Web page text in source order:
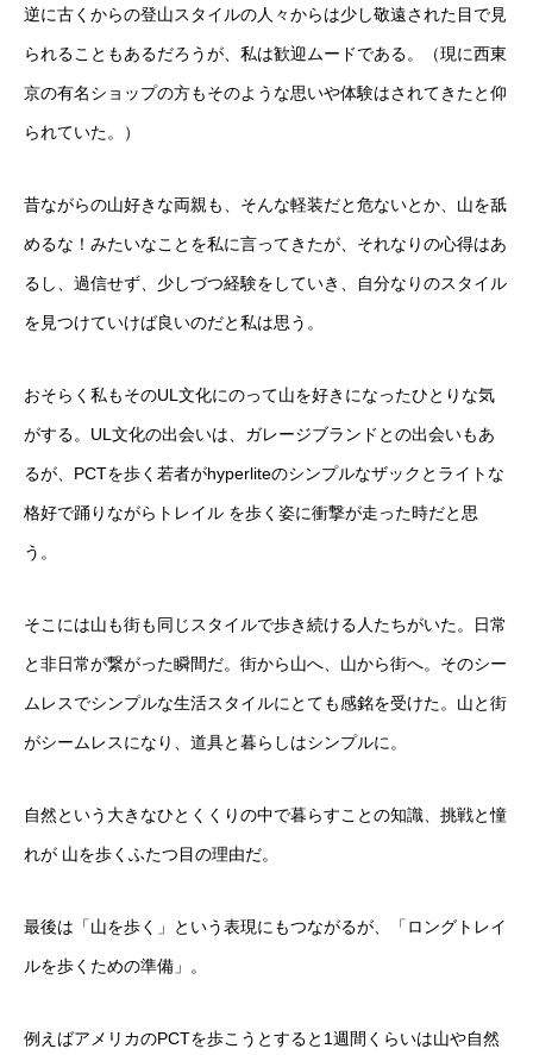
逆に古くからの登山スタイルの人々からは少し敬遠された目で見
られることもあるだろうが、私は歓迎ムードである。（現に西東
京の有名ショップの方もそのような思いや体験はされてきたと仰
られていた。）
昔ながらの山好きな両親も、そんな軽装だと危ないとか、山を舐
めるな！みたいなことを私に言ってきたが、それなりの心得はあ
るし、過信せず、少しづつ経験をしていき、自分なりのスタイル
を見つけていけば良いのだと私は思う。
おそらく私もそのUL文化にのって山を好きになったひとりな気
がする。UL文化の出会いは、ガレージブランドとの出会いもあ
るが、PCTを歩く若者がhyperliteのシンプルなザックとライトな
格好で踊りながらトレイル を歩く姿に衝撃が走った時だと思
う。
そこには山も街も同じスタイルで歩き続ける人たちがいた。日常
と非日常が繋がった瞬間だ。街から山へ、山から街へ。そのシー
ムレスでシンプルな生活スタイルにとても感銘を受けた。山と街
がシームレスになり、道具と暮らしはシンプルに。
自然という大きなひとくくりの中で暮らすことの知識、挑戦と憧
れが 山を歩くふたつ目の理由だ。
最後は「山を歩く」という表現にもつながるが、「ロングトレイ
ルを歩くための準備」。
例えばアメリカのPCTを歩こうとすると1週間くらいは山や自然